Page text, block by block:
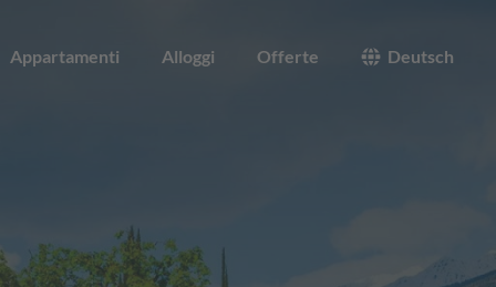
Appartamenti Alloggi Offerte Deutsch